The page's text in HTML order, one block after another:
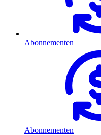
Abonnementen
Abonnementen